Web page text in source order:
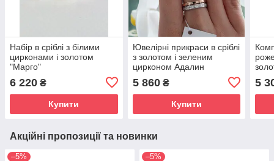
Набір в сріблі з білими
цирконами і золотом
"Марго"
6 220 ₴
Купити
Ювелірні прикраси в сріблі
з золотом і зеленим
цирконом Адалин
5 860₴
Купити
5
Акційні пропозиції та новинки
–5% –5%